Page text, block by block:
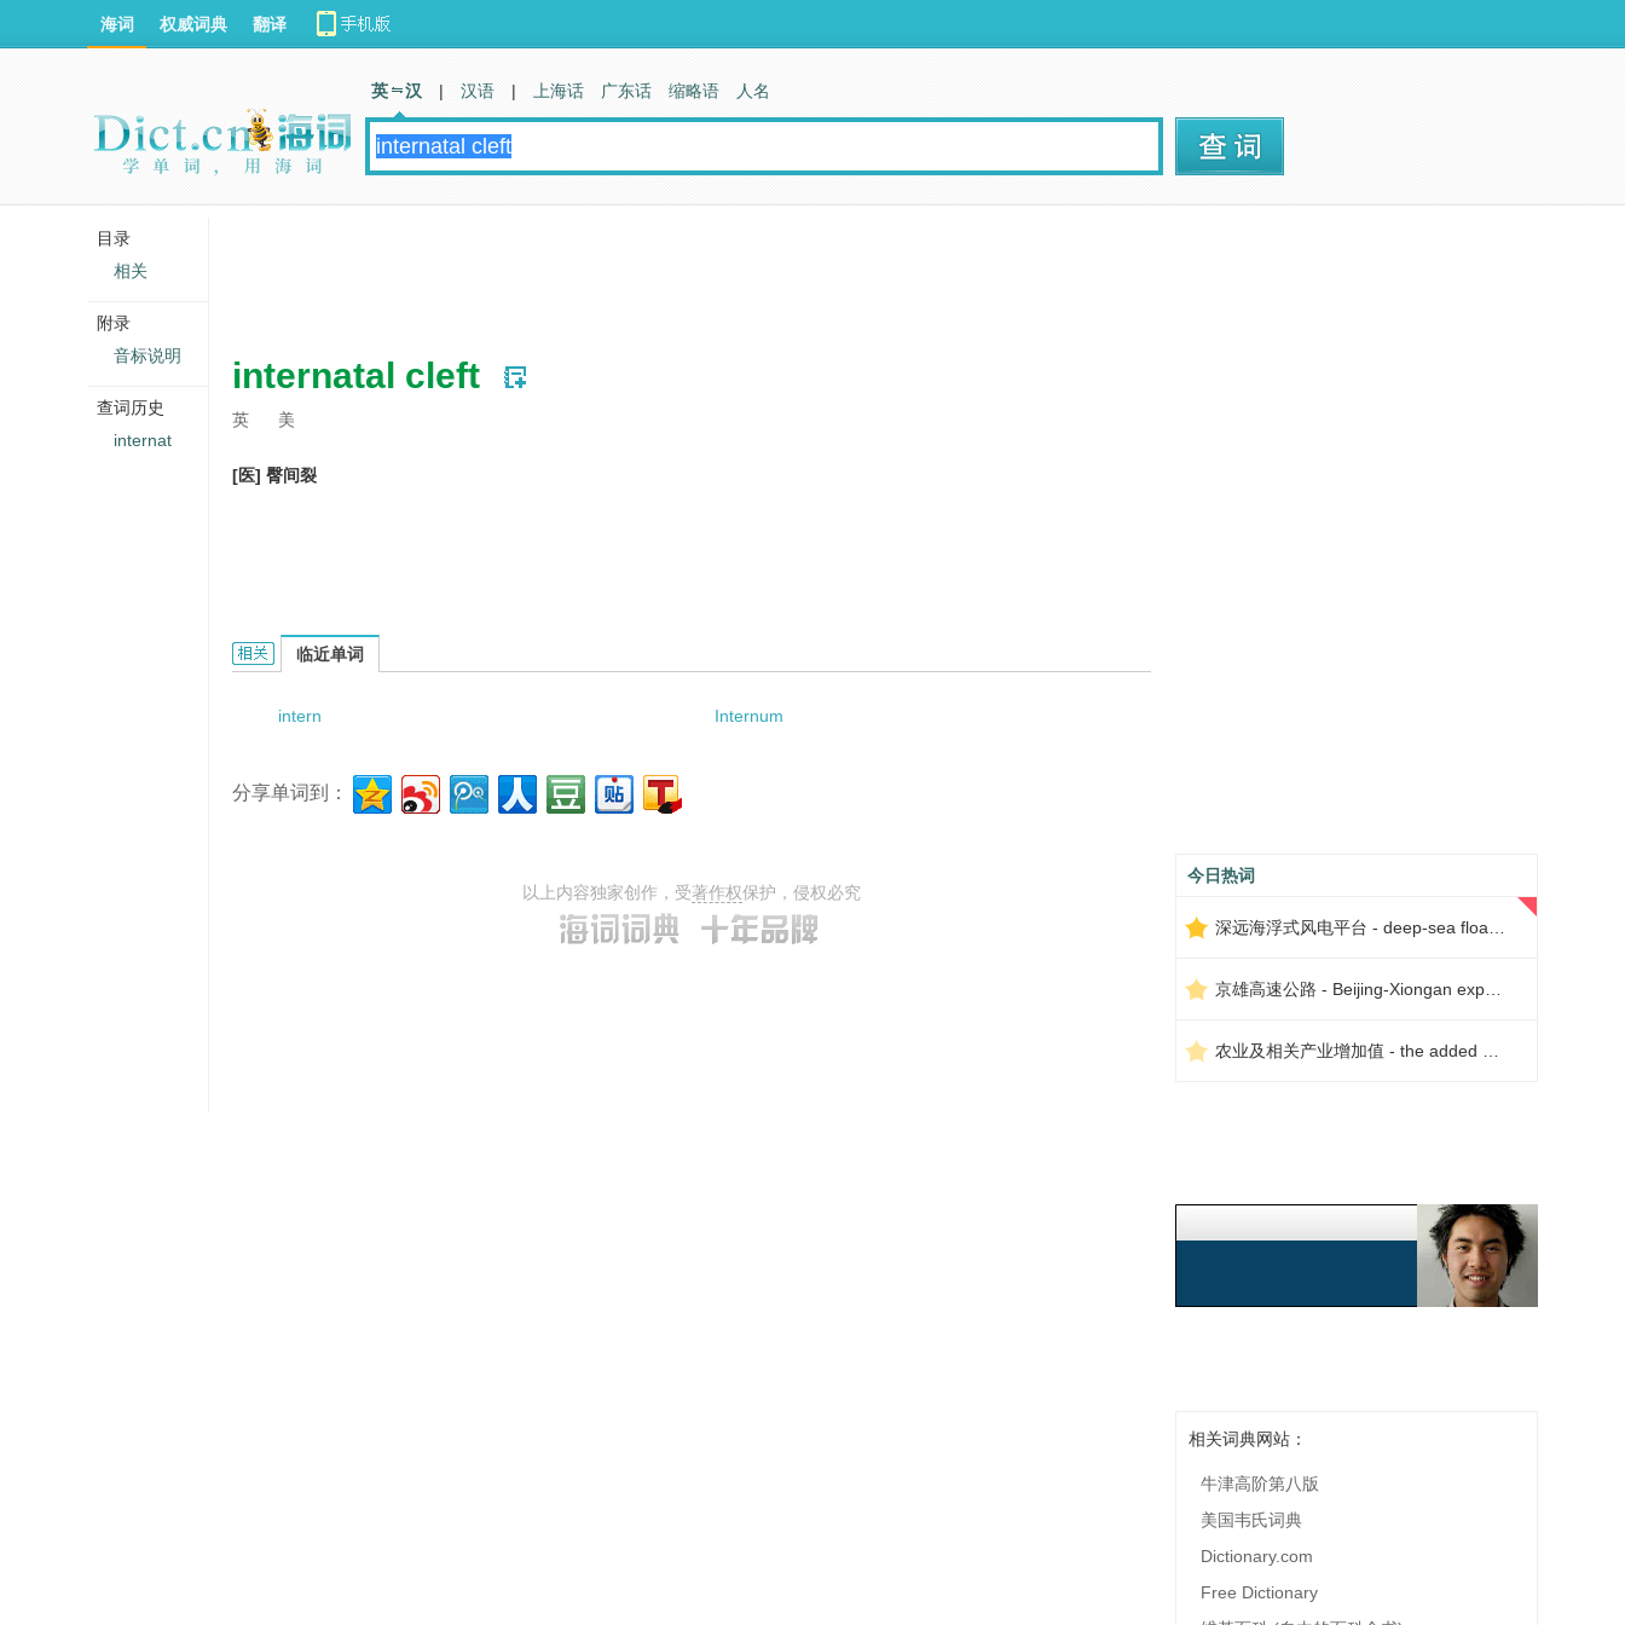
internatal cleft
英 美
[医] 臀间裂
internatal cleft的相关资料：
临近单词
intern Internum
分享单词到：
以上内容独家创作，受著作权保护，侵权必究
今日热词
相关词典网站：
牛津高阶第八版
美国韦氏词典
Dictionary.com
Free Dictionary
海词 权威词典 翻译
英 汉 | 汉语 | 上海话 广东话 缩略语 人名
目录
相关
附录
音标说明
查词历史
internat